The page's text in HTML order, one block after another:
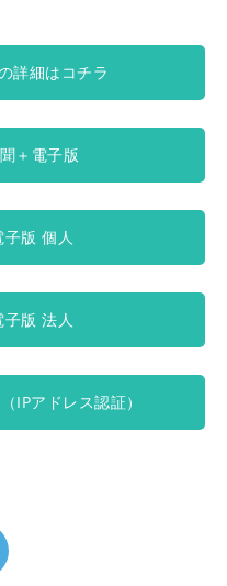
詳細はコチラ
＋電子版
版 個人
版 法人
IPアドレス認証）